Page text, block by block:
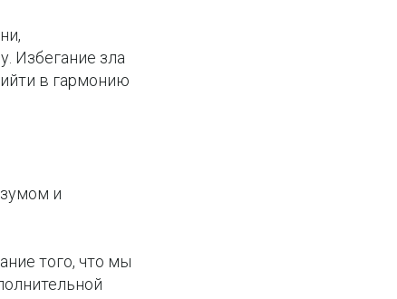
Избегание зла
в гармонию
и
того, что мы